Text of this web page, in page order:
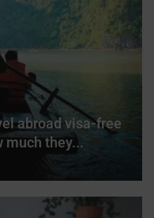
abroad visa-free
much they...